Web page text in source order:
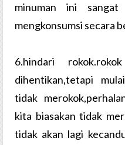
minuman ini
mengkonsumsi secara
6.hindari
dihentikan,tetapi
tidak
kita biasakan tidak
tidak akan lagi